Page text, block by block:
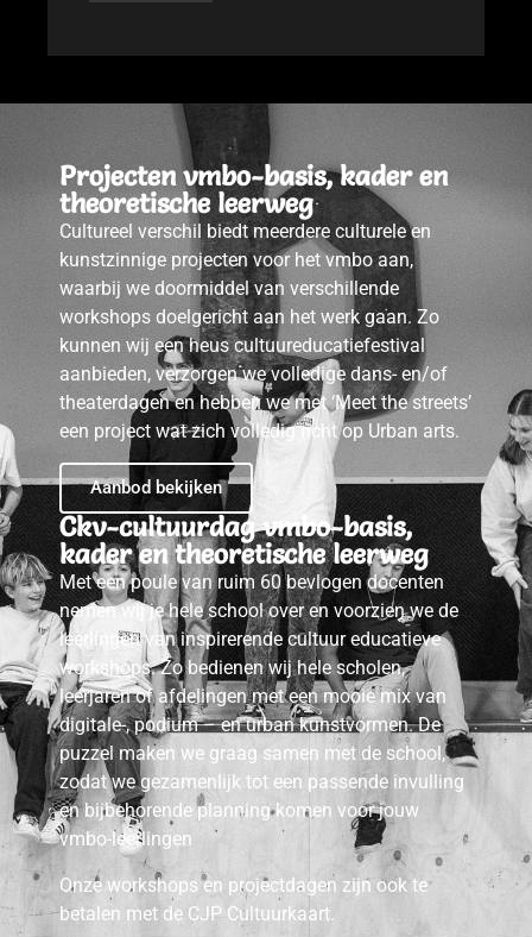
Projecten vmbo-basis, kader en
theoretische leerweg
Cultureel verschil biedt meerdere culturele en
kunstzinnige projecten voor het vmbo aan,
waarbij we doormiddel van verschillende
workshops doelgericht aan het werk gaan. Zo
kunnen wij een heus cultuureducatiefestival
aanbieden, verzorgen we volledige dans- en/of
theaterdagen en hebben we met ‘Meet the streets’
een project wat zich volledig richt op Urban arts.
Aanbod bekijken
Ckv-cultuurdag vmbo-basis,
kader en theoretische leerweg
Met een poule van ruim 60 bevlogen docenten
nemen wij je hele school over en voorzien we de
leerlingen van inspirerende cultuur educatieve
workshops. Zo bedienen wij hele scholen,
leerjaren of afdelingen met een mooie mix van
digitale-, podium – en urban kunstvormen. De
puzzel maken we graag samen met de school,
zodat we gezamenlijk tot een passende invulling
en bijbehorende planning komen voor jouw
vmbo-leerlingen
Onze workshops en projectdagen zijn ook te
betalen met de CJP Cultuurkaart.